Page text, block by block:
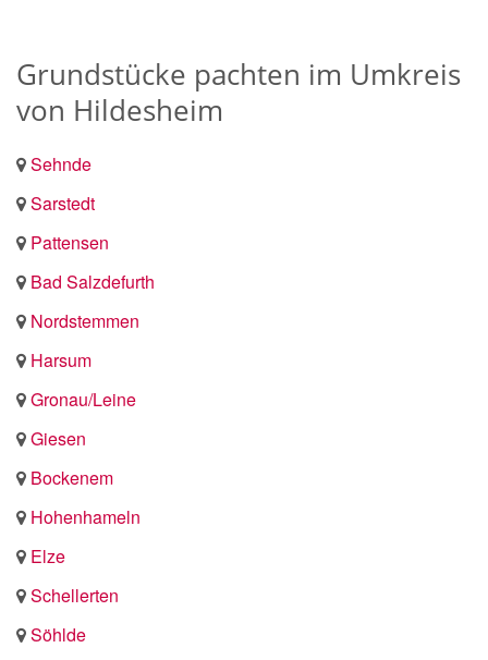
Grundstücke pachten im Umkreis
von Hildesheim
Sehnde
Sarstedt
Pattensen
Bad Salzdefurth
Nordstemmen
Harsum
Gronau/Leine
Giesen
Bockenem
Hohenhameln
Elze
Schellerten
Söhlde